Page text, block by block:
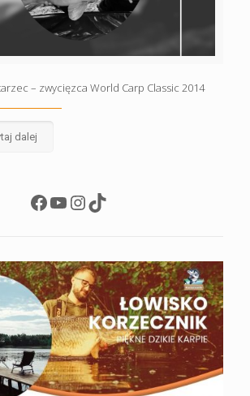
– zwycięzca World Carp Classic 2014
dalej
Facebook
YouTube
Instagram
TikTok